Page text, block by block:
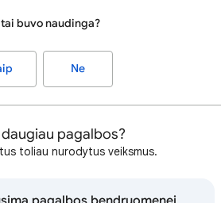
buvo naudinga?
Ne
daugiau pagalbos?
toliau nurodytus veiksmus.